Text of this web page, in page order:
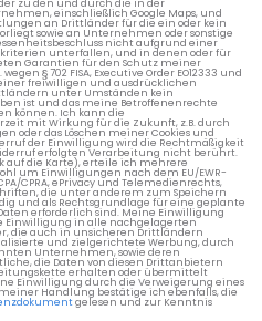
zu den und durch die in der
einschließlich Google Maps, und
an Drittländer für die ein oder kein
sowie an Unternehmen oder sonstige
nicht aufgrund einer
unterfallen, und in denen oder für
Garantien für den Schutz meiner
§ 702 FISA, Executive Order EO12333 und
freiwilligen und ausdrücklichen
unter Umständen kein
ist und das meine Betroffenenrechte
können. Ich kann die
mit Wirkung für die Zukunft, z.B. durch
oder das Löschen meiner Cookies und
der Einwilligung wird die Rechtmäßigkeit
erfolgten Verarbeitung nicht berührt.
die Karte), erteile ich mehrere
um Einwilligungen nach dem EU/EWR-
CPRA, ePrivacy und Telemedienrechts,
die unter anderem zum Speichern
und als Rechtsgrundlage für eine geplante
erforderlich sind. Meine Einwilligung
Einwilligung in alle nachgelagerten
die auch in unsicheren Drittländern
und zielgerichtete Werbung, durch
Unternehmen, sowie deren
die Daten von diesen Drittanbietern
erhalten oder übermittelt
Einwilligung durch die Verweigerung eines
Handlung bestätige ich ebenfalls, die
gelesen und zur Kenntnis